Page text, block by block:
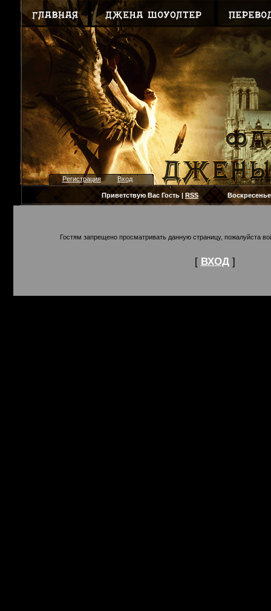
Регистрация Вход
Приветствую Вас Гость |RSSВоскресенье,
Гостям запрещено просматривать данную страницу, пожалуйста
[ ВХОД]